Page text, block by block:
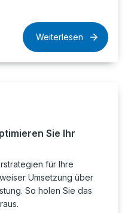
Weiterlesen
Sie Ihr
für Ihre
Umsetzung über
So holen Sie das